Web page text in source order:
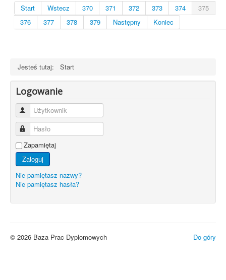
Start Wstecz 370 371 372 373 374
375
376
377 378 379 Następny Koniec
Jesteś tutaj: Start
Logowanie
Użytkownik
Hasło
Zapamiętaj
Zaloguj
Nie pamiętasz nazwy?
Nie pamiętasz hasła?
Do góry
© 2026 Baza Prac Dyplomowych